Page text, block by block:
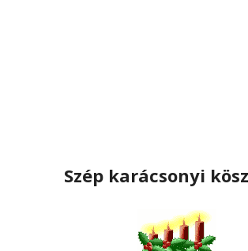
Szép karácsonyi